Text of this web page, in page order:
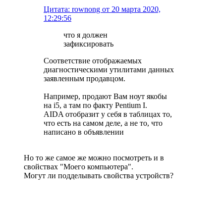
Цитата: rownong от 20 марта 2020,
12:29:56
что я должен
зафиксировать
Соответствие отображаемых
диагностическими утилитами данных
заявленным продавцом.
Например, продают Вам ноут якобы
на i5, а там по факту Pentium I.
AIDA отобразит у себя в таблицах то,
что есть на самом деле, а не то, что
написано в объявлении
Но то же самое же можно посмотреть и в
свойствах "Моего компьютера".
Могут ли подделывать свойства устройств?